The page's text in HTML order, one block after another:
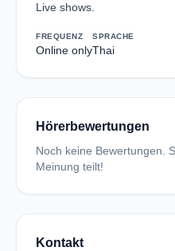
Live shows.
FREQUENZ
Online only
SPRACHE
Thai
Hörerbewertungen
Noch keine Bewertungen.
Meinung teilt!
Kontakt